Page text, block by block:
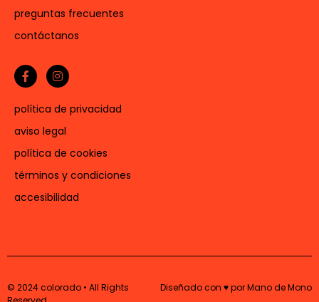
preguntas frecuentes
contáctanos
política de privacidad
aviso legal
política de cookies
términos y condiciones
accesibilidad
© 2024 colorado • All Rights
Diseñado con ♥ por Mano de Mono